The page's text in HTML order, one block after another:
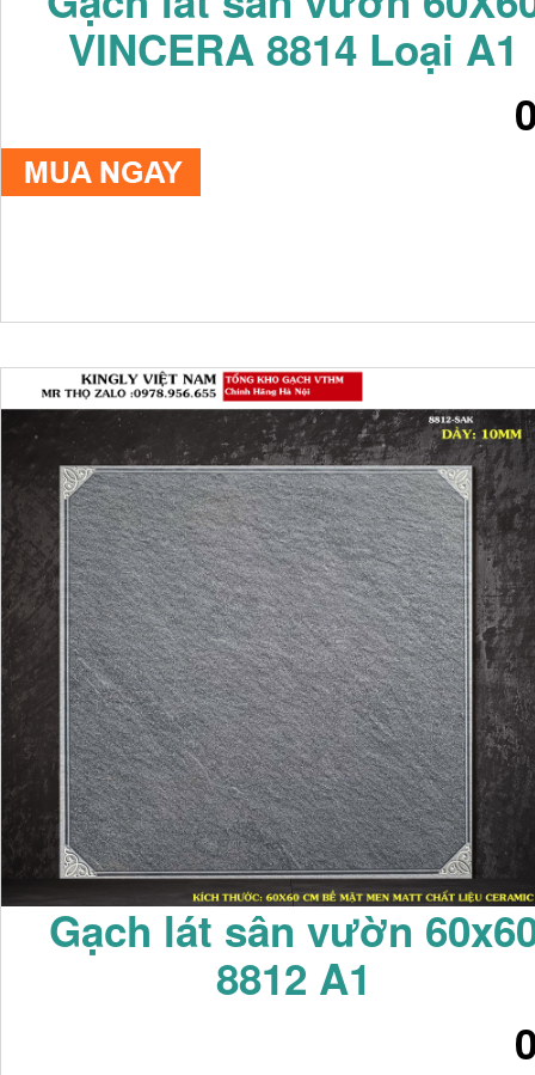
VINCERA 8814 Loại A1
Gạch lát sân vườn
8812 A1